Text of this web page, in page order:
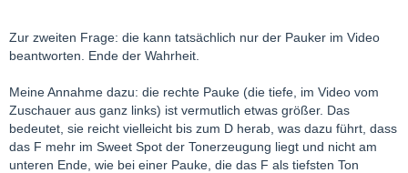
Zur zweiten Frage: die kann tatsächlich nur der Pauker im Video
beantworten. Ende der Wahrheit.
Meine Annahme dazu: die rechte Pauke (die tiefe, im Video vom
Zuschauer aus ganz links) ist vermutlich etwas größer. Das
bedeutet, sie reicht vielleicht bis zum D herab, was dazu führt, dass
das F mehr im Sweet Spot der Tonerzeugung liegt und nicht am
unteren Ende, wie bei einer Pauke, die das F als tiefsten Ton